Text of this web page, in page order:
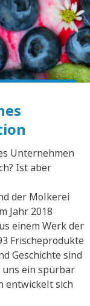
Unternehmen
Ist aber
der Molkerei
Jahr 2018
einem Werk der
Frischeprodukte
Geschichte sind
uns ein spürbar
entwickelt sich